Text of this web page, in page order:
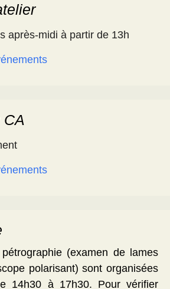
après-midi à partir de 13h
CA
(examen de lames
polarisant) sont organisées
14h30 à 17h30. Pour vérifier